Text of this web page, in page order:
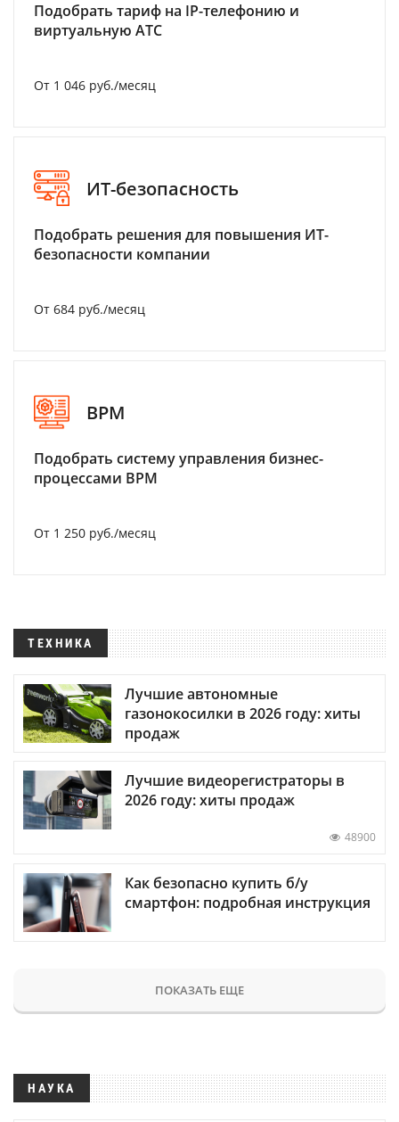
Подобрать тариф на IP-телефонию и
виртуальную АТС
От 1 046 руб./месяц
ИТ-безопасность
Подобрать решения для повышения ИТ-
безопасности компании
От 684 руб./месяц
BPM
Подобрать систему управления бизнес-
процессами BPM
От 1 250 руб./месяц
ТЕХНИКА
Лучшие автономные
газонокосилки в 2026 году: хиты
продаж
Лучшие видеорегистраторы в
2026 году: хиты продаж
48900
Как безопасно купить б/у
смартфон: подробная инструкция
ПОКАЗАТЬ ЕЩЕ
НАУКА